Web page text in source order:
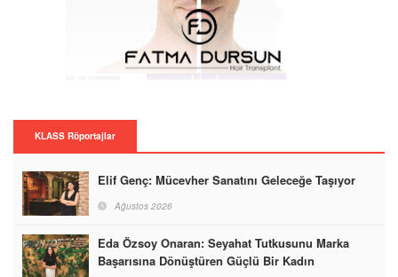
KLASS Röportajlar
Elif Genç: Mücevher Sanatını Geleceğe Taşıyor
Ağustos 2026
Eda Özsoy Onaran: Seyahat Tutkusunu Marka
Başarısına Dönüştüren Güçlü Bir Kadın